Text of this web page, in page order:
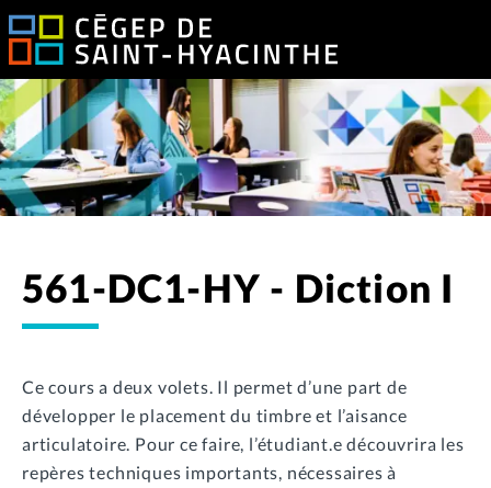
561-DC1-HY - Diction I
Ce cours a deux volets. Il permet d’une part de
développer le placement du timbre et l’aisance
articulatoire. Pour ce faire, l’étudiant.e découvrira les
repères techniques importants, nécessaires à